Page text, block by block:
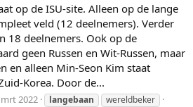
op de ISU-site. Alleen op de lange
veld (12 deelnemers). Verder
18 deelnemers. Ook op de
geen Russen en Wit-Russen, maar
en alleen Min-Seon Kim staat
Korea. Door de...
2022 langebaan wereldbeker